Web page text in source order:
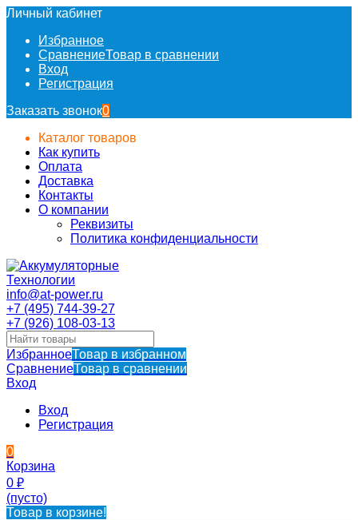
Личный кабинет
Избранное
СравнениеТовар в сравнении
Вход
Регистрация
Заказать звонок0
Каталог товаров
Как купить
Оплата
Доставка
Контакты
О компании
Реквизиты
Политика конфиденциальности
info@at-power.ru
+7 (495) 744-39-27
+7 (926) 108-03-13
ИзбранноеТовар в избранном
СравнениеТовар в сравнении
Вход
Вход
Регистрация
0
Корзина
0 ₽
(пусто)
Товар в корзине!